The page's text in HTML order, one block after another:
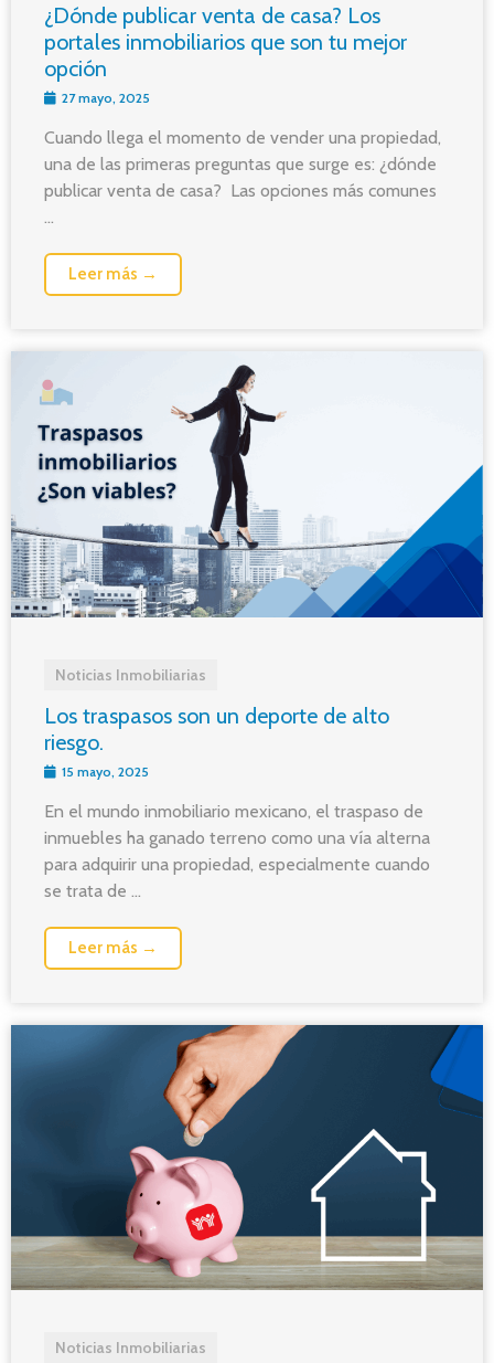
¿Dónde publicar venta de casa? Los
portales inmobiliarios que son tu mejor
opción
27 mayo, 2025
Cuando llega el momento de vender una propiedad,
una de las primeras preguntas que surge es: ¿dónde
publicar venta de casa? Las opciones más comunes
...
Leer más →
Noticias Inmobiliarias
Los traspasos son un deporte de alto
riesgo.
15 mayo, 2025
En el mundo inmobiliario mexicano, el traspaso de
inmuebles ha ganado terreno como una vía alterna
para adquirir una propiedad, especialmente cuando
se trata de ...
Leer más →
Noticias Inmobiliarias